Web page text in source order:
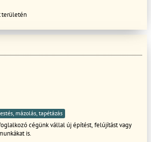
területén
mázolás, tapétázás
cégünk vállal új építést, felújítást vagy
is.